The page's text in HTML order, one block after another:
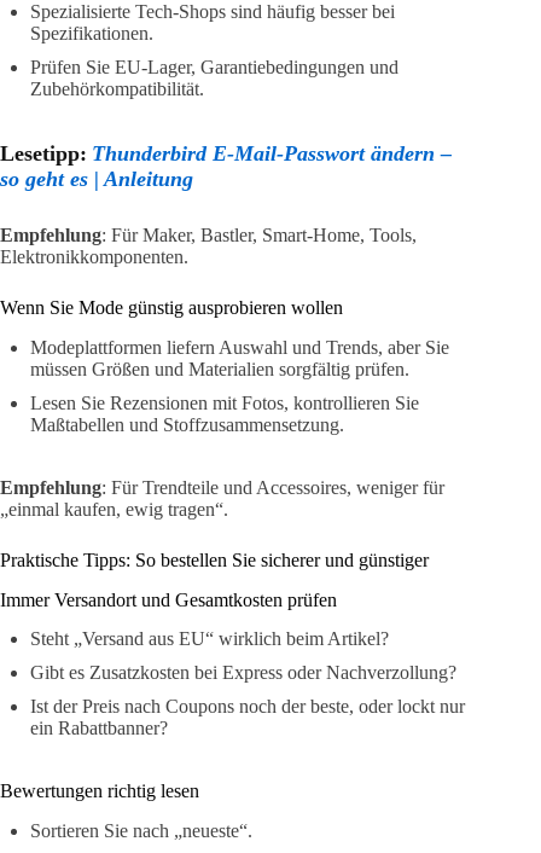
Spezialisierte Tech-Shops sind häufig besser bei
Spezifikationen.
Prüfen Sie EU-Lager, Garantiebedingungen und
Zubehörkompatibilität.
Lesetipp: Thunderbird E-Mail-Passwort ändern –
so geht es | Anleitung
Empfehlung: Für Maker, Bastler, Smart-Home, Tools,
Elektronikkomponenten.
Wenn Sie Mode günstig ausprobieren wollen
Modeplattformen liefern Auswahl und Trends, aber Sie
müssen Größen und Materialien sorgfältig prüfen.
Lesen Sie Rezensionen mit Fotos, kontrollieren Sie
Maßtabellen und Stoffzusammensetzung.
Empfehlung: Für Trendteile und Accessoires, weniger für
„einmal kaufen, ewig tragen“.
Praktische Tipps: So bestellen Sie sicherer und günstiger
Immer Versandort und Gesamtkosten prüfen
Steht „Versand aus EU“ wirklich beim Artikel?
Gibt es Zusatzkosten bei Express oder Nachverzollung?
Ist der Preis nach Coupons noch der beste, oder lockt nur
ein Rabattbanner?
Bewertungen richtig lesen
Sortieren Sie nach „neueste“.